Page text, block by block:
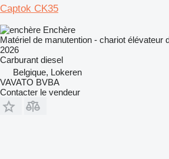
Captok CK35
Enchère
Matériel de manutention - chariot élévateur
2026
Carburant diesel
Belgique, Lokeren
VAVATO BVBA
Contacter le vendeur